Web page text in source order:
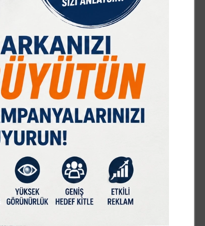
54,95
% -0,07
6501,16
% 0,09
10424,01